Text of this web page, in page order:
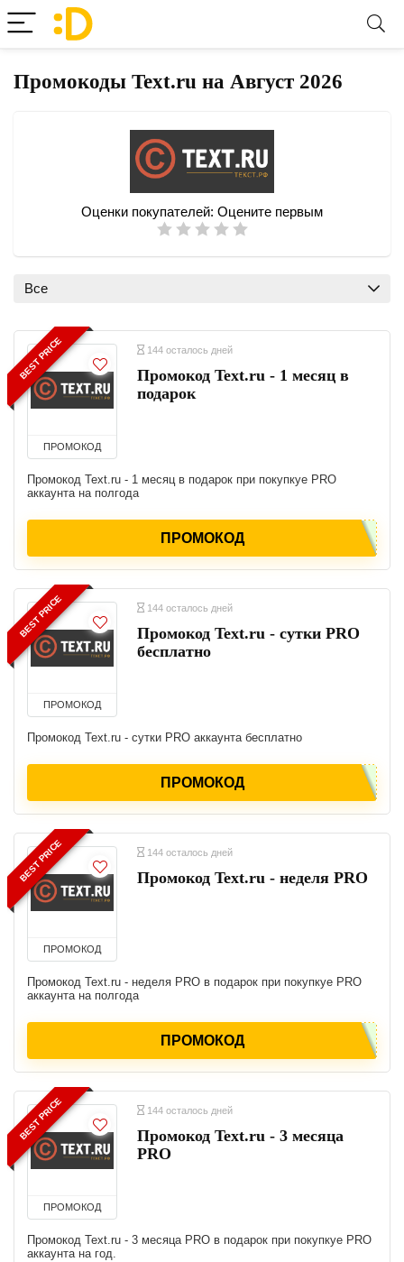
Промокоды Text.ru на Август 2026
Оценки покупателей: Оцените первым
Все
BEST PRICE
ПРОМОКОД
144 осталось дней
Промокод Text.ru - 1 месяц в
подарок
Промокод Text.ru - 1 месяц в подарок при покупкуе PRO
аккаунта на полгода
ПРОМОКОД
BEST PRICE
ПРОМОКОД
144 осталось дней
Промокод Text.ru - сутки PRO
бесплатно
Промокод Text.ru - сутки PRO аккаунта бесплатно
ПРОМОКОД
BEST PRICE
ПРОМОКОД
144 осталось дней
Промокод Text.ru - неделя PRO
Промокод Text.ru - неделя PRO в подарок при покупкуе PRO
аккаунта на полгода
ПРОМОКОД
BEST PRICE
ПРОМОКОД
144 осталось дней
Промокод Text.ru - 3 месяца
PRO
Промокод Text.ru - 3 месяца PRO в подарок при покупкуе PRO
аккаунта на год.